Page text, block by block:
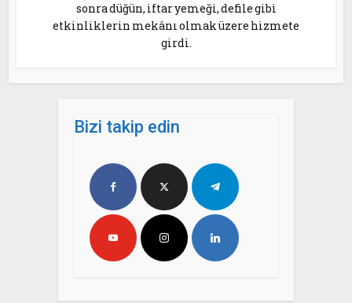
sonra düğün, iftar yemeği, defile gibi
etkinliklerin mekânı olmak üzere hizmete
girdi.
Bizi takip edin